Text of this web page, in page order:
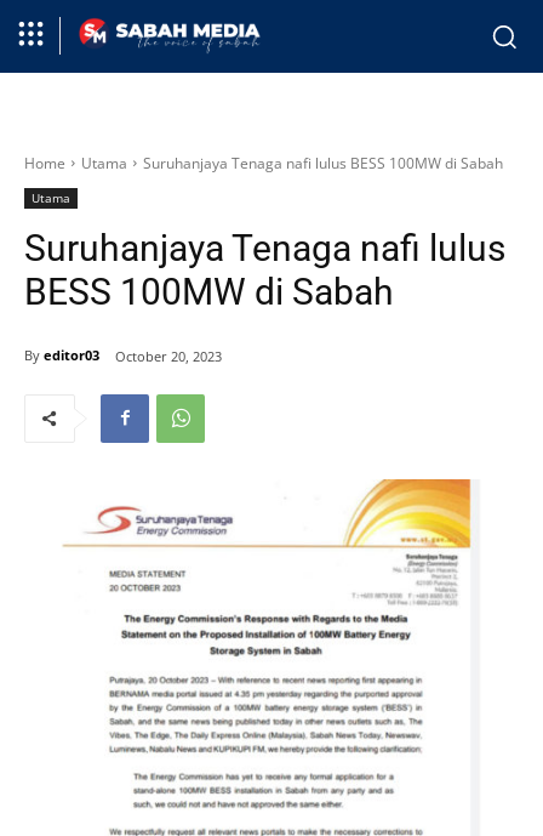
Home Utama Suruhanjaya Tenaga nafi lulus BESS 100MW di Sabah
Utama
Suruhanjaya Tenaga nafi lulus
BESS 100MW di Sabah
By editor03 October 20, 2023